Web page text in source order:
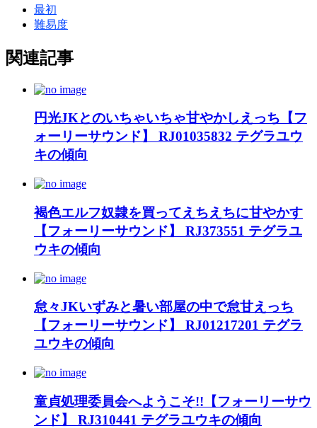
最初
難易度
関連記事
円光JKとのいちゃいちゃ甘やかしえっち【フ
ォーリーサウンド】 RJ01035832 テグラユウ
キの傾向
褐色エルフ奴隷を買ってえちえちに甘やかす
【フォーリーサウンド】 RJ373551 テグラユ
ウキの傾向
怠々JKいずみと暑い部屋の中で怠甘えっち
【フォーリーサウンド】 RJ01217201 テグラ
ユウキの傾向
童貞処理委員会へようこそ!!【フォーリーサウ
ンド】 RJ310441 テグラユウキの傾向